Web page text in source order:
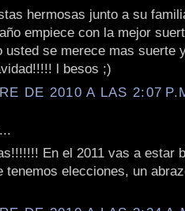
hermosas junto a su
empiece con la mejor
usted se merece mas suerte
l besos ;)
DE 2010 A LAS 2:07
En el 2011 vas a estar
tenemos elecciones, un